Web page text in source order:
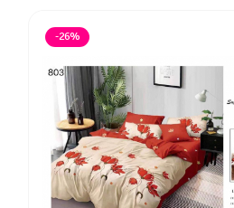
-26%